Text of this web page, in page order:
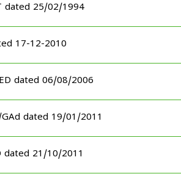
dated 25/02/1994
17-12-2010
dated 06/08/2006
dated 19/01/2011
dated 21/10/2011